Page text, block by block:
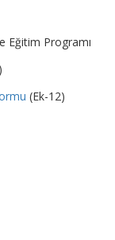
Eğitim Programı
(Ek-12)